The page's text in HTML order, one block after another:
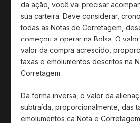
da ação, você vai precisar
sua carteira. Deve considerar,
todas as Notas de Corretagem,
começou a operar na Bolsa. O
valor da compra acrescido,
taxas e emolumentos descritos na
Corretagem.
Da forma inversa, o valor da
subtraída, proporcionalmente, das
emolumentos da Nota e